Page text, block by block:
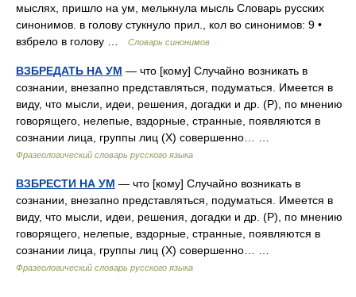
мыслях, пришло на ум, мелькнула мысль Словарь русских
синонимов. в голову стукнуло прил., кол во синонимов: 9 •
взбрело в голову …
Словарь синонимов
ВЗБРЕДАТЬ НА УМ — что [кому] Случайно возникать в
сознании, внезапно представляться, подуматься. Имеется в
виду, что мысли, идеи, решения, догадки и др. (Р), по мнению
говорящего, нелепые, вздорные, странные, появляются в
сознании лица, группы лиц (Х) совершенно… …
Фразеологический словарь русского языка
ВЗБРЕСТИ НА УМ — что [кому] Случайно возникать в
сознании, внезапно представляться, подуматься. Имеется в
виду, что мысли, идеи, решения, догадки и др. (Р), по мнению
говорящего, нелепые, вздорные, странные, появляются в
сознании лица, группы лиц (Х) совершенно… …
Фразеологический словарь русского языка